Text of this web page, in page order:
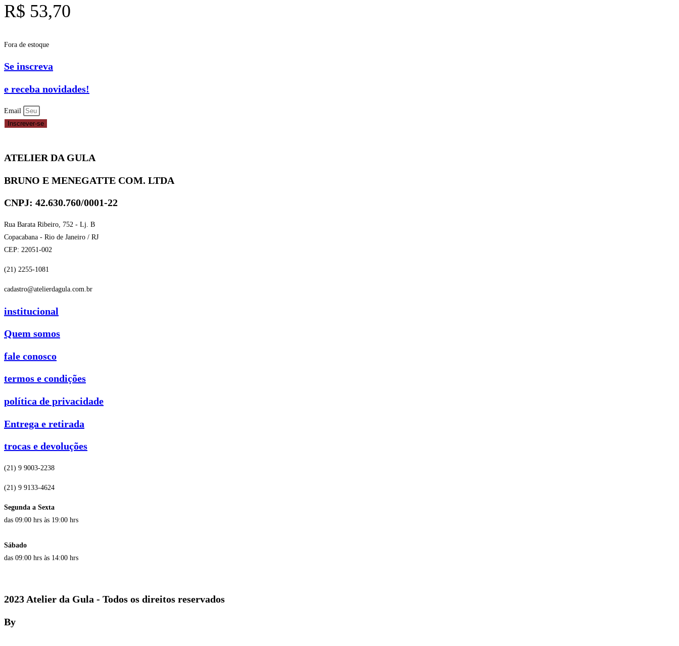
R$ 53,70
Fora de estoque
Se inscreva
e receba novidades!
Email
Inscrever-se
ATELIER DA GULA
BRUNO E MENEGATTE COM. LTDA
CNPJ: 42.630.760/0001-22
Rua Barata Ribeiro, 752 - Lj. B
Copacabana - Rio de Janeiro / RJ
CEP: 22051-002
(21) 2255-1081
cadastro@atelierdagula.com.br
institucional
Quem somos
fale conosco
termos e condições
política de privacidade
Entrega e retirada
trocas e devoluções
(21) 9 9003-2238
(21) 9 9133-4624
Segunda a Sexta
das 09:00 hrs às 19:00 hrs
Sábado
das 09:00 hrs às 14:00 hrs
2023 Atelier da Gula - Todos os direitos reservados
By